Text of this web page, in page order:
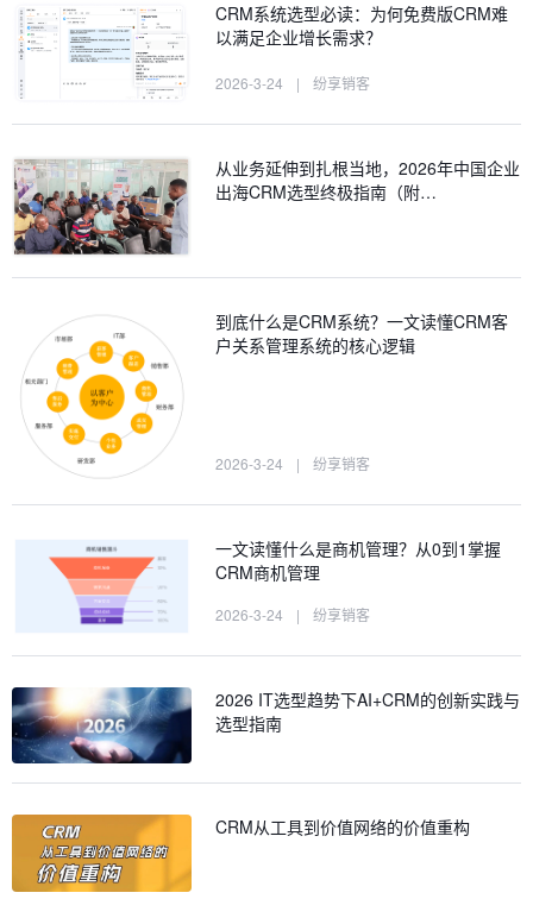
CRM系统选型必读：为何免费版CRM难
以满足企业增长需求？
2026-3-24 | 纷享销客
从业务延伸到扎根当地，2026年中国企业
出海CRM选型终极指南（附…
到底什么是CRM系统？一文读懂CRM客
户关系管理系统的核心逻辑
2026-3-24 | 纷享销客
一文读懂什么是商机管理？从0到1掌握
CRM商机管理
2026-3-24 | 纷享销客
2026 IT选型趋势下AI+CRM的创新实践与
选型指南
CRM从工具到价值网络的价值重构